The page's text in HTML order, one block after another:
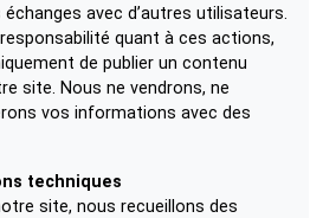
avec d’autres utilisateurs.
quant à ces actions,
de publier un contenu
site. Nous ne vendrons, ne
vos informations avec des
techniques
site, nous recueillons des